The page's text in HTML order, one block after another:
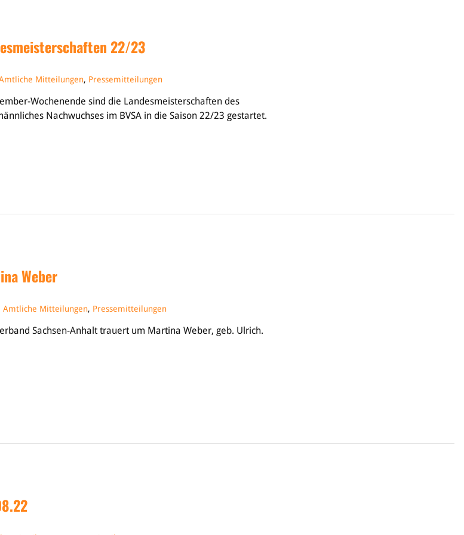
22/23
Mitteilungen, Pressemitteilungen
Wochenende sind die Landesmeisterschaften des
Nachwuchses im BVSA in die Saison 22/23 gestartet.
Weber
Amtliche Mitteilungen, Pressemitteilungen
Sachsen-Anhalt trauert um Martina Weber, geb. Ulrich.